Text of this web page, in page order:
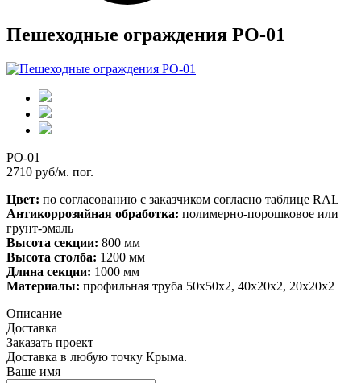
Пешеходные ограждения PO-01
PO-01
2710 руб/м. пог.
Цвет: по согласованию с заказчиком согласно таблице RAL
Антикоррозийная обработка: полимерно-порошковое или
грунт-эмаль
Высота секции: 800 мм
Высота столба: 1200 мм
Длина секции: 1000 мм
Материалы: профильная труба 50х50х2, 40х20х2, 20х20х2
Описание
Доставка
Заказать проект
Доставка в любую точку Крыма.
Ваше имя